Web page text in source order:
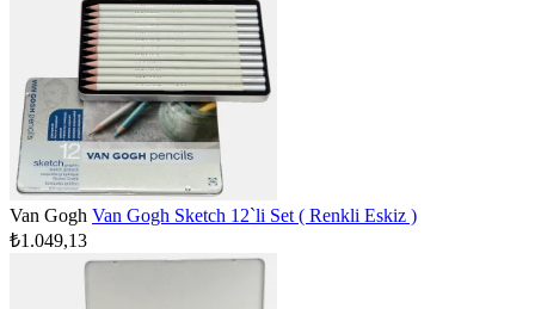
Van Gogh Van Gogh Sketch 12`li Set ( Renkli Eskiz )
₺1.049,13